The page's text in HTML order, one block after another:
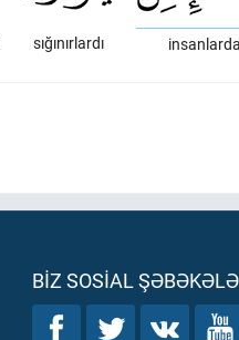
sığınırlardı
BIZ SOSIAL